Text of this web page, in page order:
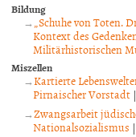
Bildung
„Schuhe von Toten.
Kontext des
Militärhistorischen
Miszellen
Kartierte
Pirnaischer Vorstadt |
Zwangsarbeit
Nationalsozialismus |